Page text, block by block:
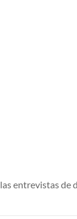
entrevistas de